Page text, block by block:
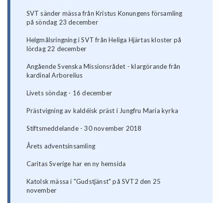
SVT sänder mässa från Kristus Konungens församling
på söndag 23 december
Helgmålsringning i SVT från Heliga Hjärtas kloster på
lördag 22 december
Angående Svenska Missionsrådet - klargörande från
kardinal Arborelius
Livets söndag - 16 december
Prästvigning av kaldéisk präst i Jungfru Maria kyrka
Stiftsmeddelande - 30 november 2018
Årets adventsinsamling
Caritas Sverige har en ny hemsida
Katolsk mässa i "Gudstjänst" på SVT2 den 25
november